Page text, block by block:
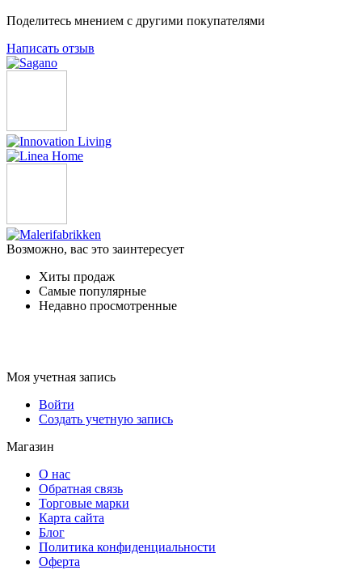
Поделитесь мнением с другими покупателями
Написать отзыв
Возможно, вас это заинтересует
Хиты продаж
Самые популярные
Недавно просмотренные
Моя учетная запись
Войти
Создать учетную запись
Магазин
О нас
Обратная связь
Торговые марки
Карта сайта
Блог
Политика конфиденциальности
Оферта